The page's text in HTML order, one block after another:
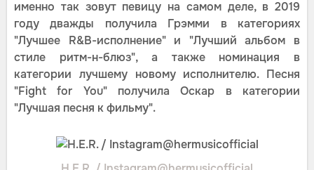
именно так зовут певицу на самом деле, в 2019
году дважды получила Грэмми в категориях
"Лучшее R&B-исполнение" и "Лучший альбом в
стиле ритм-н-блюз", а также номинация в
категории лучшему новому исполнителю. Песня
"Fight for You" получила Оскар в категории
"Лучшая песня к фильму".